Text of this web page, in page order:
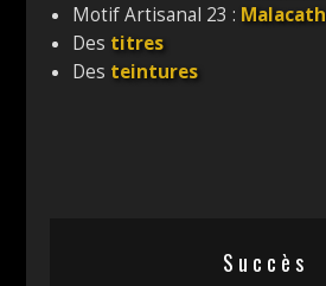
Motif Artisanal 23 : Malacath
Des titres
Des teintures
Succès